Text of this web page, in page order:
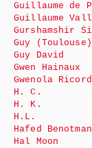
Guillaume de
Guillaume
Gurshamshir
Guy (Toulouse)
Guy David
Gwen Hainaux
Gwenola
H. C.
H. K.
H.L.
Hafed Benotman
Hal Moon